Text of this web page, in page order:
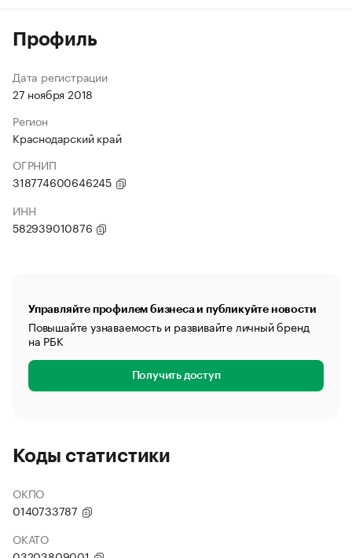
Профиль
Дата регистрации
27 ноября 2018
Регион
Краснодарский край
ОГРНИП
318774600646245
ИНН
582939010876
Управляйте профилем бизнеса и публикуйте новости
Повышайте узнаваемость и развивайте личный бренд
на РБК
Получить доступ
Коды статистики
ОКПО
0140733787
ОКАТО